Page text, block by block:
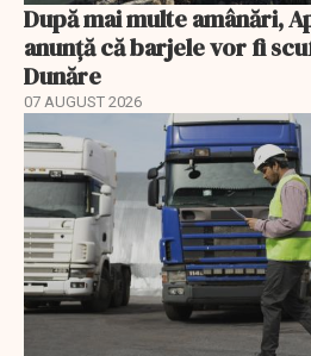
După mai multe amânări,
anunță că barjele vor fi
Dunăre
07 AUGUST 2026